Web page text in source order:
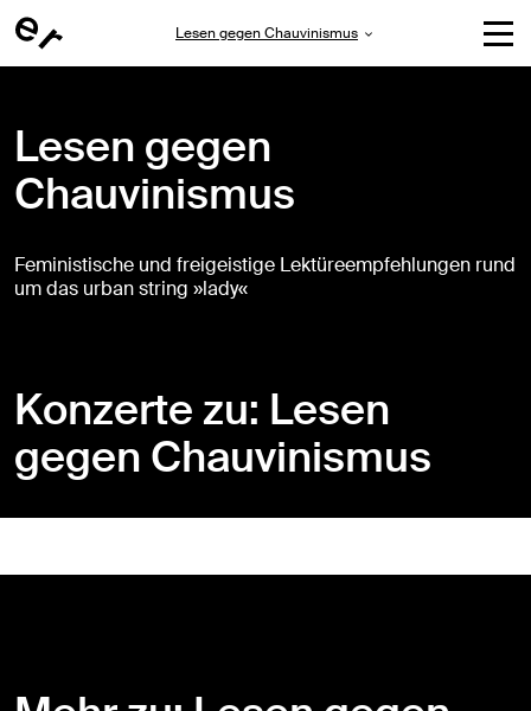
Lesen gegen Chauvinismus
Lesen gegen
Chauvinismus
Feministische und freigeistige Lektüreempfehlungen rund
um das urban string »lady«
Konzerte zu: Lesen
gegen Chauvinismus